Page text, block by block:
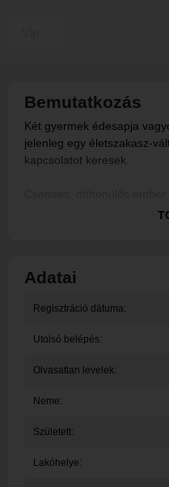
Bemutatkozás
Két gyermek édesapja
jelenleg egy életszakasz-
kapcsolatot keresek.
beszélgetés, zene, egy
lehet menni mélyebbre a
Adatai
Regisztráció dátuma:
Utolsó belépés:
Olvasatlan levelek:
Neme:
Született:
Lakóhelye: